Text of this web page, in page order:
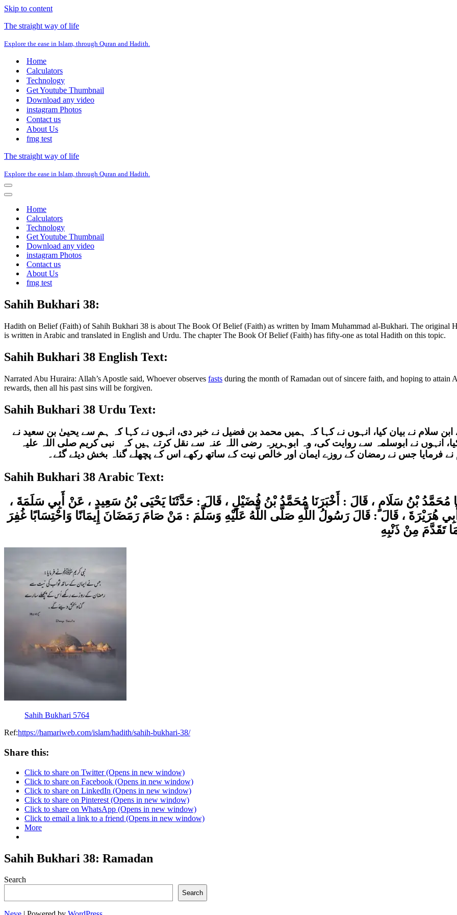
Skip to content
The straight way of life
Explore the ease in Islam, through Quran and Hadith.
Home
Calculators
Technology
Get Youtube Thumbnail
Download any video
instagram Photos
Contact us
About Us
fmg test
The straight way of life
Explore the ease in Islam, through Quran and Hadith.
Navigation
Menu
Navigation
Home
Calculators
Technology
Get Youtube Thumbnail
Download any video
instagram Photos
Contact us
About Us
fmg test
Sahih Bukhari 38:
Hadith on Belief (Faith) of Sahih Bukhari 38 is about The Book Of Belief (Faith) as written by Imam Muhammad al-Bukhari. The original
is written in Arabic and translated in English and Urdu. The chapter The Book Of Belief (Faith) has fifty-one as total Hadith on this topic.
Sahih Bukhari 38 English Text:
Narrated Abu Huraira: Allah’s Apostle said, Whoever observes fasts during the month of Ramadan out of sincere faith, and hoping to attain
rewards, then all his past sins will be forgiven.
Sahih Bukhari 38 Urdu Text:
ابن سلام نے بیان کیا، انہوں نے کہا کہ ہمیں محمد بن فضیل نے خبر دی، انہوں نے کہا کہ ہم سے یحییٰ بن سعید نے
انہوں نے ابوسلمہ سے روایت کی، وہ ابوہریرہ رضی اللہ عنہ سے نقل کرتے ہیں کہ نبی کریم صلی اللہ علیہ
فرمایا جس نے رمضان کے روزے ایمان اور خالص نیت کے ساتھ رکھے اس کے پچھلے گناہ بخش دیئے گئے۔
Sahih Bukhari 38 Arabic Text:
مُحَمَّدُ بْنُ سَلَامٍ ، قَالَ : أَخْبَرَنَا مُحَمَّدُ بْنُ فُضَيْلٍ ، قَالَ : حَدَّثَنَا يَحْيَى بْنُ سَعِيدٍ ، عَنْ أَبِي سَلَمَةَ ،
هُرَيْرَةَ ، قَالَ : قَالَ رَسُولُ اللَّهِ صَلَّى اللَّهُ عَلَيْهِ وَسَلَّمَ : مَنْ صَامَ رَمَضَانَ إِيمَانًا وَاحْتِسَابًا غُفِرَ
Sahih Bukhari 5764
Ref:https://hamariweb.com/islam/hadith/sahih-bukhari-38/
Share this:
Click to share on Twitter (Opens in new window)
Click to share on Facebook (Opens in new window)
Click to share on LinkedIn (Opens in new window)
Click to share on Pinterest (Opens in new window)
Click to share on WhatsApp (Opens in new window)
Click to email a link to a friend (Opens in new window)
More
Sahih Bukhari 38: Ramadan
Search
Search